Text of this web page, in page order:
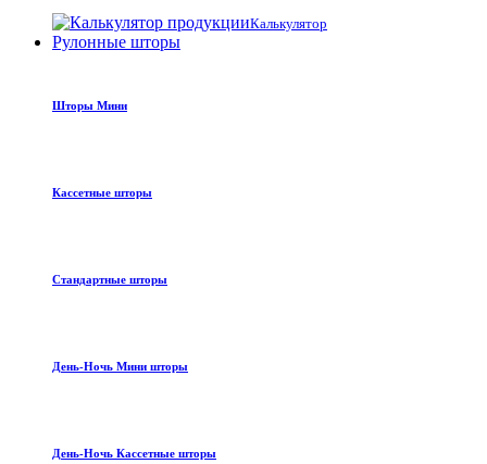
Калькулятор
Рулонные шторы
Шторы Мини
Кассетные шторы
Стандартные шторы
День-Ночь Мини шторы
День-Ночь Кассетные шторы